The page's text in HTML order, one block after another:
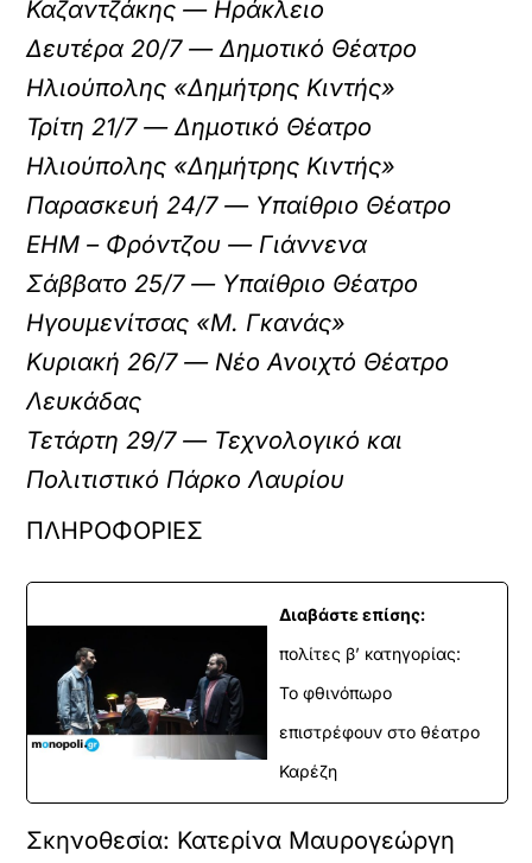
Καζαντζάκης — Ηράκλειο
Δευτέρα 20/7 — Δημοτικό Θέατρο
Ηλιούπολης «Δημήτρης Κιντής»
Τρίτη 21/7 — Δημοτικό Θέατρο
Ηλιούπολης «Δημήτρης Κιντής»
Παρασκευή 24/7 — Υπαίθριο Θέατρο
ΕΗΜ – Φρόντζου — Γιάννενα
Σάββατο 25/7 — Υπαίθριο Θέατρο
Ηγουμενίτσας «Μ. Γκανάς»
Κυριακή 26/7 — Νέο Ανοιχτό Θέατρο
Λευκάδας
Τετάρτη 29/7 — Τεχνολογικό και
Πολιτιστικό Πάρκο Λαυρίου
ΠΛΗΡΟΦΟΡΙΕΣ
Διαβάστε επίσης:
πολίτες β’ κατηγορίας:
Το φθινόπωρο
επιστρέφουν στο θέατρο
Καρέζη
Σκηνοθεσία: Κατερίνα Μαυρογεώργη